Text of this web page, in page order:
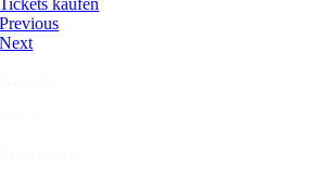
Previous
Next